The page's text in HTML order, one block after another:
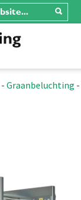
- Graanbeluchting -